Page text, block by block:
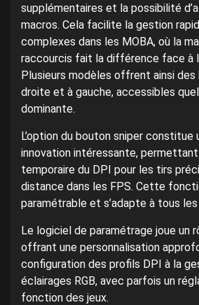
supplémentaires et la possibilité
macros. Cela facilite la gestion
complexes dans les MOBA, où la
raccourcis fait la différence face à
Plusieurs modèles offrent ainsi
droite et à gauche, accessibles
dominante.
L’option du bouton sniper constitue
innovation intéressante,
temporaire du DPI pour les tirs
distance dans les FPS. Cette
paramétrable et s’adapte à tous
Le logiciel de paramétrage joue un
offrant une personnalisation
configuration des profils DPI à la
éclairages RGB, avec parfois un
fonction des jeux.